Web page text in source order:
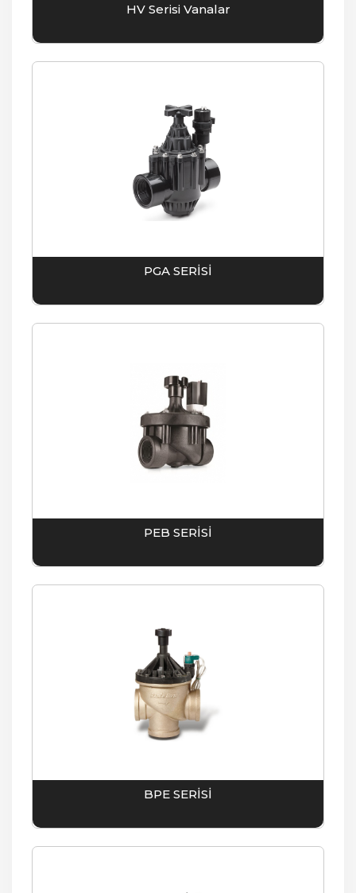
HV Serisi Vanalar
PGA SERİSİ
PEB SERİSİ
BPE SERİSİ